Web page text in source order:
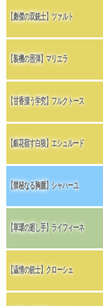
【彪傑の双銃士】ツァルト
【装機の照弾】マリエラ
【甘香漂う学究】フルクトース
【銀花宿す白狼】エシュルード
【禁秘なる胸臆】シャハーユ
【草環の廻し手】ライフィーネ
【温情の銃士】クローシェ